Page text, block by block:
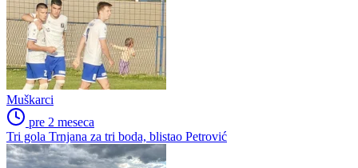
Muškarci
pre 2 meseca
Tri gola Trnjana za tri boda, blistao Petrović